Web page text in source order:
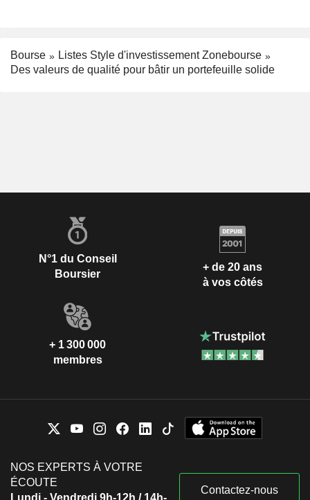
Bourse
Listes Style d'investissement Zonebourse
Des valeurs de qualité pour bâtir un portefeuille solide
N°1 du Conseil
Boursier
+ de 20 ans
à vos côtés
+ 1 300 000
membres
NOS EXPERTS À VOTRE
ÉCOUTE
Lundi - Vendredi 9h-12h / 14h-
Contactez-nous